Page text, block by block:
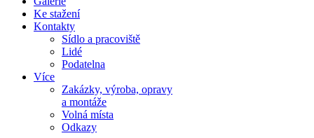
Ke stažení
Kontakty
Sídlo a pracoviště
Lidé
Podatelna
Více
Zakázky, výroba, opravy
a montáže
Volná místa
Odkazy